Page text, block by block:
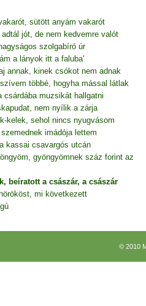
sütött anyám vakarót
jót, de nem kedvemre valót
szolgabíró úr
a lányok itt a faluba'
annak, kinek csókot nem adnak
többé, hogyha mással látlak
csárdába muzsikát hallgatni
nem nyílik a zárja
kelek, sehol nincs nyugvásom
imádója lettem
kassai csavargós utcán
gyöngyömnek száz forint az
beíratott a császár, a császár
mi következett
© 2010